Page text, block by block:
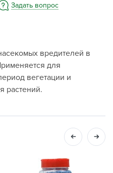
Задать вопрос
вредителей в
для
вегетации и
растений.